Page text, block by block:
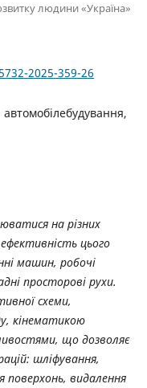
людини «Україна»
2025-359-26
на різних
цього
машин, робочі
просторові рухи.
схеми,
кінематикою
що дозволяє
шліфування,
поверхонь, видалення